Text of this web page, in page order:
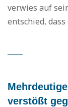
verwies auf
entschied,
verstößt